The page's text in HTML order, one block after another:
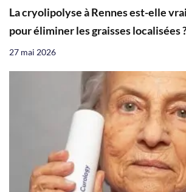
La cryolipolyse à Rennes est-elle
pour éliminer les graisses localisées
27 mai 2026